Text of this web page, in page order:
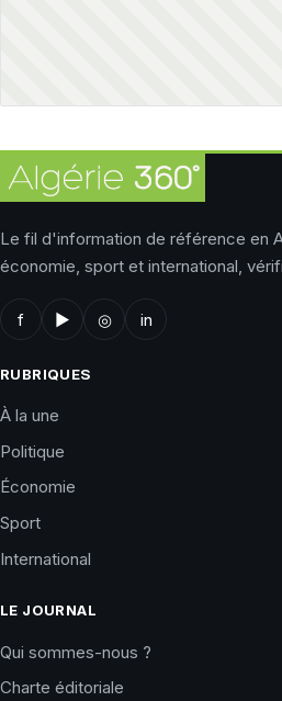
Le fil d'information de référence en
économie, sport et international,
f ▶ ◎ in
RUBRIQUES
À la une
Politique
Économie
Sport
International
LE JOURNAL
Qui sommes-nous ?
Charte éditoriale